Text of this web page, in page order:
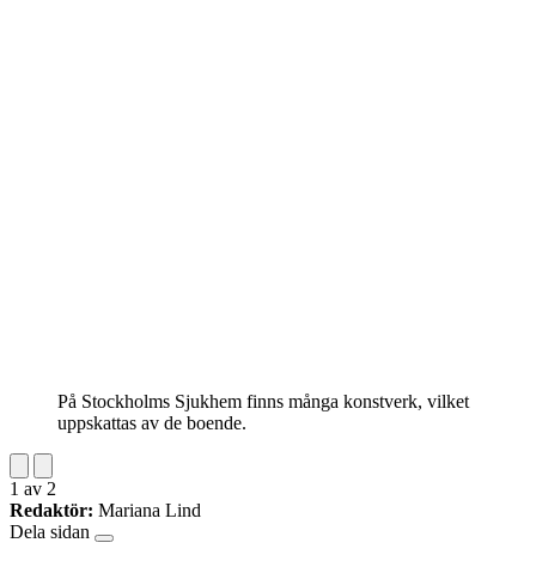
På Stockholms Sjukhem finns många konstverk, vilket
uppskattas av de boende.
1 av 2
Redaktör: Mariana Lind
Dela sidan